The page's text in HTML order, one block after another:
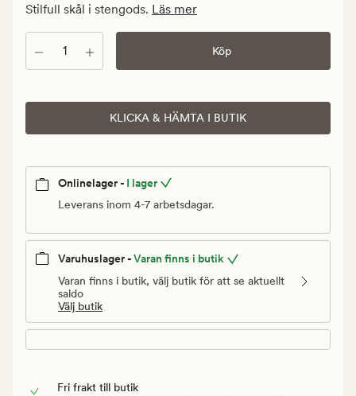
kr.
Stilfull skål i stengods. Läs mer
Antal Köp
KLICKA & HÄMTA I BUTIK
Onlinelager - I lager
Leverans inom 4-7 arbetsdagar.
Varuhuslager -Varan finns i butik
Varan finns i butik, välj butik för att se aktuellt
saldo
Välj butik
Fri frakt till butik